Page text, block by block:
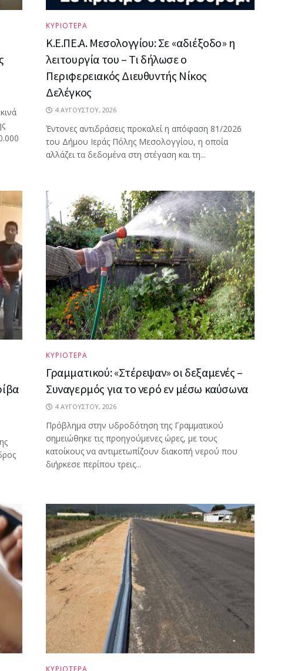
ΚΥΡΙΟΤΕΡΑ
Κ.Ε.ΠΕ.Α. Μεσολογγίου: Σε «αδιέξοδο» η
λειτουργία του – Τι δήλωσε ο
Περιφερειακός Διευθυντής Νίκος
Δελέγκος
4 ΑΥΓΟΎΣΤΟΥ, 2026
Έντονες αντιδράσεις προκαλεί η απόφαση 81/2026
του Δήμου Ιεράς Πόλης Μεσολογγίου, η οποία
αλλάζει τα δεδομένα στη στέγαση και τη...
ΚΥΡΙΟΤΕΡΑ
Γραμματικού: «Στέρεψαν» οι δεξαμενές –
Συναγερμός για το νερό εν μέσω καύσωνα
4 ΑΥΓΟΎΣΤΟΥ, 2026
Πρόβλημα στην υδροδότηση της Γραμματικού
σημειώθηκε τις προηγούμενες ώρες, με τους
κατοίκους να αντιμετωπίζουν διακοπή νερού που
διήρκεσε περίπου τρεις...